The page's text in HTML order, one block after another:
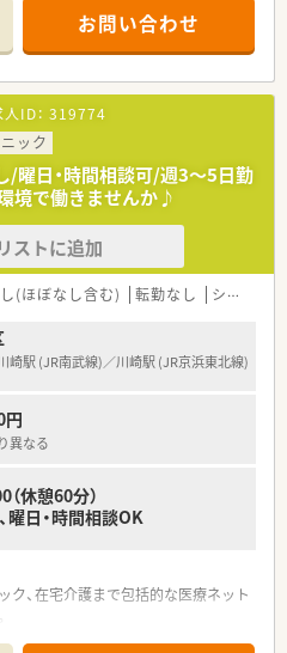
多科目を応需しており、1日平均
を併せて経験することが可能です。
目指しており、40代の男性管理薬剤
って働いています。
ついて】
員が発生したため、すぐにでも力を
薬剤師の方を急募で募集しておりま
せんので、調剤経験が1年以上あ
びたいという前向きな方を求めていま
定されているため、地域に根ざした
活躍したいと考える方を歓迎いたし
に、1日120件ほどの外来服薬指導な
の調剤といった病院ならではの業務
画されており、他職種と連携しなが
やりがいのあるタスクが待っていま
お問い合わせ
ID： 319774
ック
/曜日・時間相談可/週3～5日勤
境で働きませんか♪
ストに追加
(ほぼなし含む) 転勤なし シフト制
崎駅 (JR南武線)／川崎駅 (JR京浜東北線)
円
異なる
休憩60分）
日・時間相談OK
、在宅介護まで包括的な医療ネット